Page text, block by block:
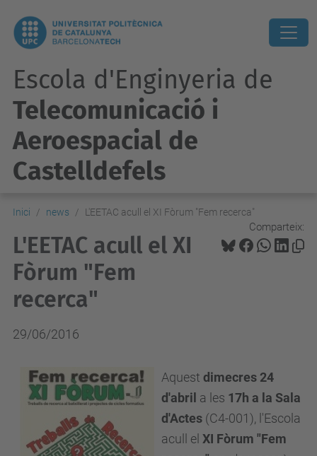
Escola d'Enginyeria de
Telecomunicació i
Aeroespacial de
Castelldefels
Inici news L'EETAC acull el XI Fòrum "Fem recerca"
Comparteix:
L'EETAC acull el XI
Fòrum "Fem
recerca"
29/06/2016
Aquest dimecres 24
d'abril a les 17h a la Sala
d'Actes (C4-001), l'Escola
acull el XI Fòrum "Fem